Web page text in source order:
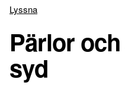
Lyssna
Pärlor
syd